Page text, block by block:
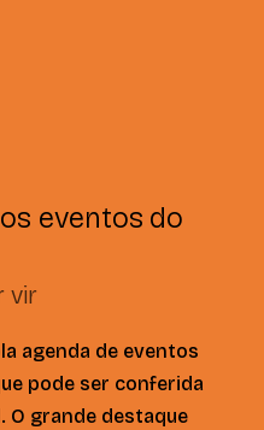
eventos do
vir
agenda de eventos
pode ser conferida
O grande destaque